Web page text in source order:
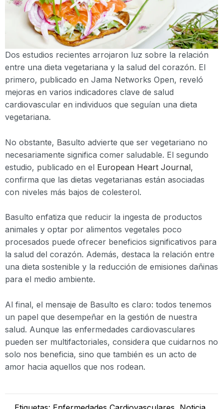
Dos estudios recientes arrojaron luz sobre la relación
entre una dieta vegetariana y la salud del corazón. El
primero, publicado en Jama Networks Open, reveló
mejoras en varios indicadores clave de salud
cardiovascular en individuos que seguían una dieta
vegetariana.
No obstante, Basulto advierte que ser vegetariano no
necesariamente significa comer saludable. El segundo
estudio, publicado en el European Heart Journal,
confirma que las dietas vegetarianas están asociadas
con niveles más bajos de colesterol.
Basulto enfatiza que reducir la ingesta de productos
animales y optar por alimentos vegetales poco
procesados puede ofrecer beneficios significativos para
la salud del corazón. Además, destaca la relación entre
una dieta sostenible y la reducción de emisiones dañinas
para el medio ambiente.
Al final, el mensaje de Basulto es claro: todos tenemos
un papel que desempeñar en la gestión de nuestra
salud. Aunque las enfermedades cardiovasculares
pueden ser multifactoriales, considera que cuidarnos no
solo nos beneficia, sino que también es un acto de
amor hacia aquellos que nos rodean.